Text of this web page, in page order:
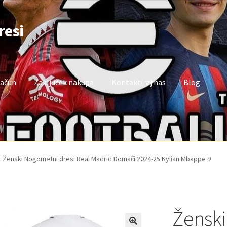
Zaključek nakupa Kontaktiraj nas Blog
račun Trgovina Zaključek nakupa
Ženski Nogometni dresi Real Madrid Domači 2024-25 Kylian Mbappe 9